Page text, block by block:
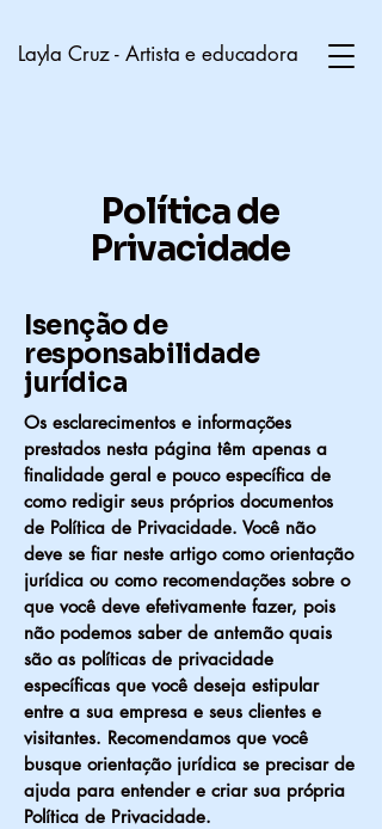
Layla Cruz - Artista e educadora
Política de
Privacidade
Isenção de
responsabilidade
jurídica
Os esclarecimentos e informações
prestados nesta página têm apenas a
finalidade geral e pouco específica de
como redigir seus próprios documentos
de Política de Privacidade. Você não
deve se fiar neste artigo como orientação
jurídica ou como recomendações sobre o
que você deve efetivamente fazer, pois
não podemos saber de antemão quais
são as políticas de privacidade
específicas que você deseja estipular
entre a sua empresa e seus clientes e
visitantes. Recomendamos que você
busque orientação jurídica se precisar de
ajuda para entender e criar sua própria
Política de Privacidade.